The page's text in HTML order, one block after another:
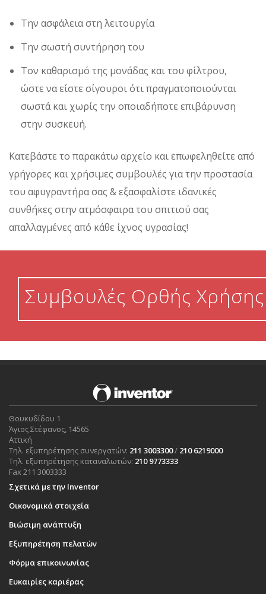
Την ασφάλεια στη λειτουργία
Την σωστή συντήρηση του
Τον καθαρισμό της μονάδας και του φίλτρου,
ώστε να είστε σίγουροι ότι πραγματοποιούνται
σωστά και χωρίς την οποιαδήποτε επιβάρυνση
στην συσκευή.
Κατεβάστε το παρακάτω αρχείο και επωφεληθείτε από
γρήγορες και χρήσιμες συμβουλές για την προστασία
του αφυγραντήρα σας & εξασφαλίστε ιδανικές
συνθήκες στην ατμόσφαιρα του σπιτιού σας
απαλλαγμένες από κάθε ίχνος υγρασίας!
Συμβουλές Ορθής Χρήσης
Θουκυδίδου 1
Άγιος Στέφανος, 14565
Αττική
Τηλ. εξυπηρέτησης συνεργατών: 211 3003300/ 210 6219000
Τηλ. εξυπηρέτησης καταναλωτών: 210 9773333
Fax 211 3003333
Σχετικά με την Inventor
Οικονομικά στοιχεία
Βιώσιμη ανάπτυξη
Εξυπηρέτηση πελατών
Φόρμα επικοινωνίας
Ευκαιρίες καριέρας